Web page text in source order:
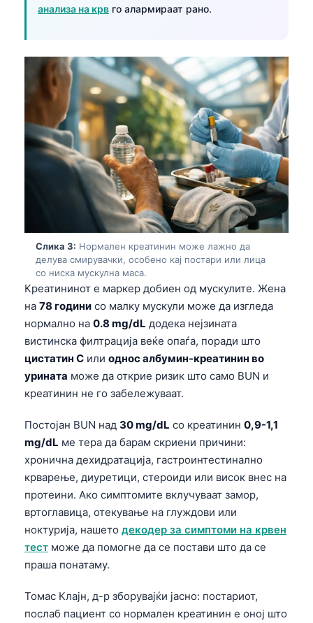
анализа на крв го алармираат рано.
Слика 3: Нормален креатинин може лажно да
делува смирувачки, особено кај постари или лица
со ниска мускулна маса.
Креатининот е маркер добиен од мускулите. Жена
на 78 години со малку мускули може да изгледа
нормално на 0.8 mg/dL додека нејзината
вистинска филтрација веќе опаѓа, поради што
цистатин C или однос албумин-креатинин во
урината може да открие ризик што само BUN и
креатинин не го забележуваат.
Постојан BUN над 30 mg/dL со креатинин 0,9-1,1
mg/dL ме тера да барам скриени причини:
хронична дехидратација, гастроинтестинално
крварење, диуретици, стероиди или висок внес на
протеини. Ако симптомите вклучуваат замор,
вртоглавица, отекување на глуждови или
ноктурија, нашето декодер за симптоми на крвен
тест може да помогне да се постави што да се
праша понатаму.
Томас Клајн, д-р зборувајќи јасно: постариот,
послаб пациент со нормален креатинин е оној што